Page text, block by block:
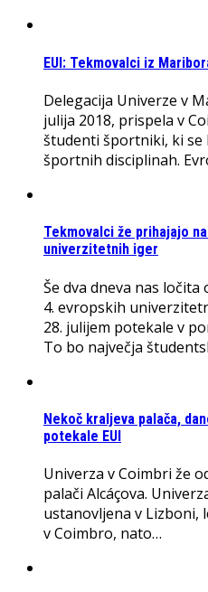
EUI: Tekmovalci iz
Delegacija Univerze v
julija 2018, prispela v
študenti športniki, ki
športnih disciplinah.
Tekmovalci že prihajajo
univerzitetnih iger
Še dva dneva nas
4. evropskih
28. julijem potekale v
To bo največja
Nekoč kraljeva palača,
potekale EUI
Univerza v Coimbri že
palači Alcáçova.
ustanovljena v Lizboni,
v Coimbro, nato…